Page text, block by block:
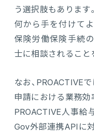
う選択肢もあります。
何から手を付けて
保険労働保険手続
士に相談されること
なお、PROACTIVE
申請における業務効
PROACTIVE人事給
Gov外部連携APIに